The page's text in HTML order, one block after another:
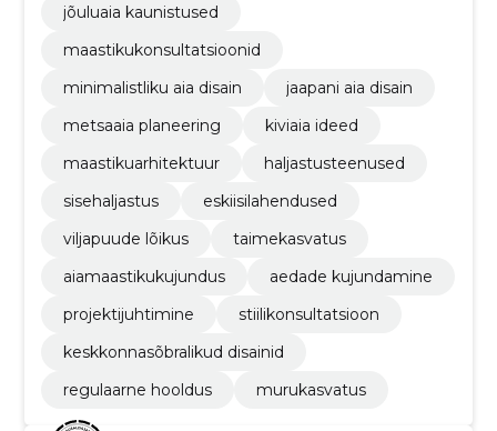
jõuluaia kaunistused
maastikukonsultatsioonid
minimalistliku aia disain
jaapani aia disain
metsaaia planeering
kiviaia ideed
maastikuarhitektuur
haljastusteenused
sisehaljastus
eskiisilahendused
viljapuude lõikus
taimekasvatus
aiamaastikukujundus
aedade kujundamine
projektijuhtimine
stiilikonsultatsioon
keskkonnasõbralikud disainid
regulaarne hooldus
murukasvatus